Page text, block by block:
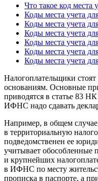
Что такое код места
Коды места учета
Коды места учета
Коды места учета
Коды места учета
Коды места учета
Коды места учета
Налогоплательщики
основаниям. Основные
приводятся в статье 83
ИФНС надо сдавать
Например, в общем
в территориальную
подведомственен ее
учитывает обособленные
и крупнейших
в ИФНС по месту
прописка в паспорте, а